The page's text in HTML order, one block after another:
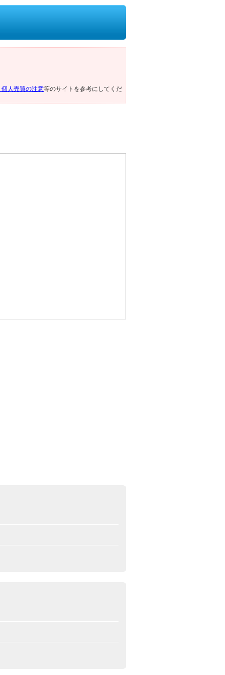
個人売買の注意等のサイトを参考にしてくだ